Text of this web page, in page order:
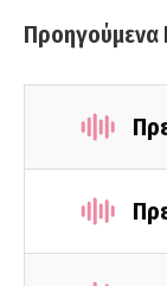
Προηγούμενα